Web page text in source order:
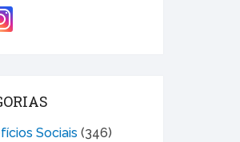
Sociais (346)